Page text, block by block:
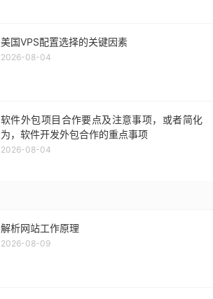
美国VPS配置选择的关键因素
2026-08-04
软件外包项目合作要点及注意事项，或者简化
为，软件开发外包合作的重点事项
2026-08-04
解析网站工作原理
2026-08-09